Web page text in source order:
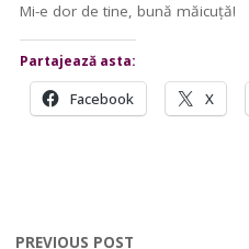
Mi-e dor de tine, bună măicuță!
Partajează asta:
Facebook X
PREVIOUS POST